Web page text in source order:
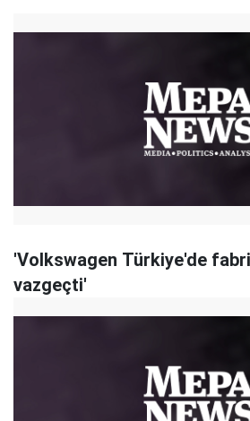
'Volkswagen Türkiye'de
vazgeçti'